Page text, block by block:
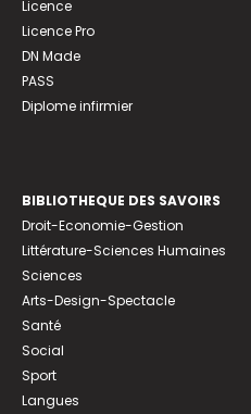
Licence
Licence Pro
DN Made
PASS
Diplome infirmier
BIBLIOTHEQUE DES SAVOIRS
Droit-Economie-Gestion
Littérature-Sciences Humaines
Sciences
Arts-Design-Spectacle
Santé
Social
Sport
Langues